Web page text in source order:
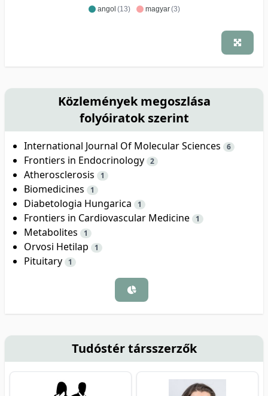
angol (13) magyar(3)
Közlemények megoszlása
folyóiratok szerint
International Journal Of Molecular Sciences 6
Frontiers in Endocrinology 2
Atherosclerosis 1
Biomedicines 1
Diabetologia Hungarica 1
Frontiers in Cardiovascular Medicine 1
Metabolites 1
Orvosi Hetilap 1
Pituitary 1
Tudóstér társszerzők